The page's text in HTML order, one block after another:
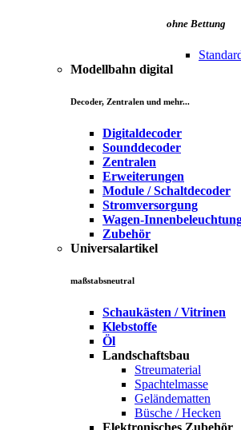
ohne Bettung
Modellbahn digital
Decoder, Zentralen und mehr...
Digitaldecoder
Sounddecoder
Zentralen
Erweiterungen
Module / Schaltdecoder
Stromversorgung
Wagen-
Zubehör
Universalartikel
maßstabsneutral
Schaukästen / Vitrinen
Klebstoffe
Öl
Landschaftsbau
Streumaterial
Spachtelmasse
Geländematten
Büsche / Hecken
Elektronisches Zubehör